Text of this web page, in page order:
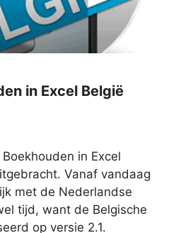
in Excel België
in Excel
Vanaf vandaag
met de Nederlandse
tijd, want de Belgische
op versie 2.1.